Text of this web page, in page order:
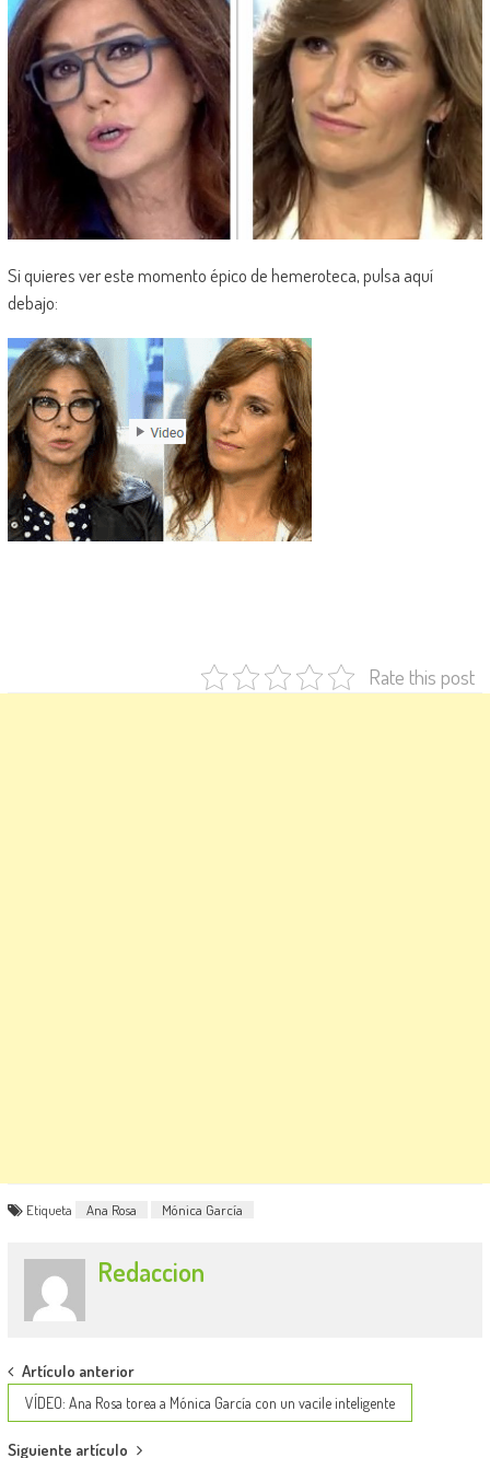
Si quieres ver este momento épico de hemeroteca, pulsa aquí
debajo:
Rate this post
Etiqueta Ana Rosa Mónica García
Redaccion
Post
navigation
Artículo anterior
VÍDEO: Ana Rosa torea a Mónica García con un vacile inteligente
Siguiente artículo